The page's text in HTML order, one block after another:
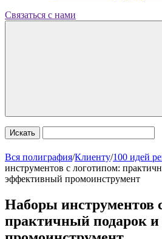
Связаться с нами
Искать
Вся полиграфия/Клиенту/100 идей
инструментов с логотипом:
эффективный промоинструмент
Наборы инструментов
практичный подарок